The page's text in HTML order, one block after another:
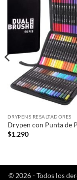
DRYPENS RESALTADORES
Drypen con Punta de
$1.290
© 2026 - Todos los